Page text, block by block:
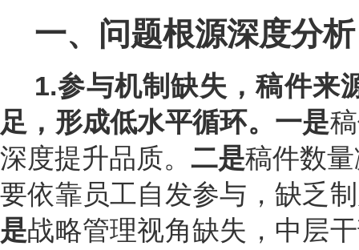
一、问题根源深度分析
1.参与机制缺失，稿件来
足，形成低水平循环。 一是
深度提升品质。 二是稿件数量
要依靠员工自发参与，缺乏
是战略管理视角缺失，中层